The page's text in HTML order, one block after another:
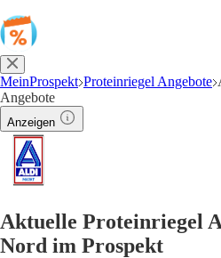
MeinProspekt Proteinriegel Angebote
Angebote
Anzeigen
Aktuelle Proteinriegel
Nord im Prospekt